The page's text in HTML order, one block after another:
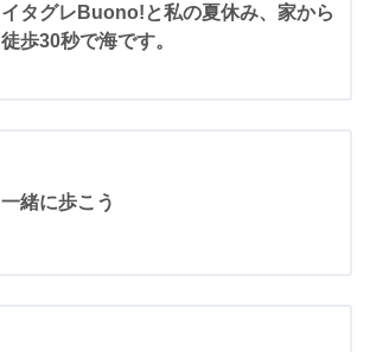
イタグレBuono!と私の夏休み、家から
徒歩30秒で海です。
一緒に歩こう